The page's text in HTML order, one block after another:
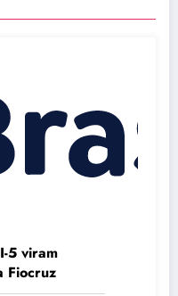
5 viram
Fiocruz